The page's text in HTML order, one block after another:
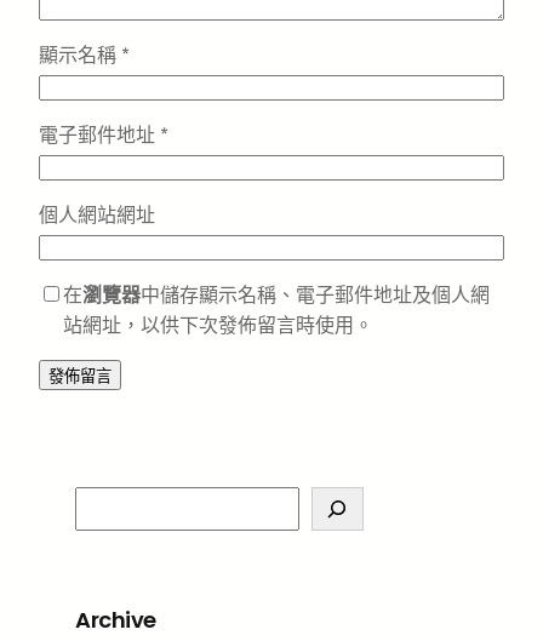
顯示名稱 *
電子郵件地址 *
個人網站網址
在瀏覽器中儲存顯示名稱、電子郵件地址及個人網
站網址，以供下次發佈留言時使用。
e
c
Archive